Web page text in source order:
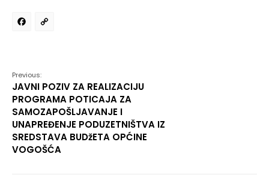
Facebook
Previous:
JAVNI POZIV ZA REALIZACIJU
PROGRAMA POTICAJA ZA
SAMOZAPOŠLJAVANJE I
UNAPREĐENJE PODUZETNIŠTVA IZ
SREDSTAVA BUDžETA OPĆINE
VOGOŠĆA